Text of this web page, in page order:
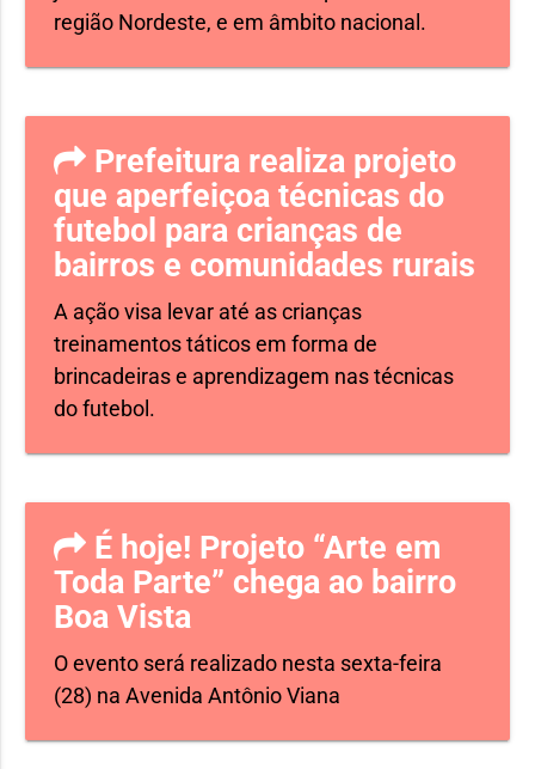
região Nordeste, e em âmbito nacional.
Prefeitura realiza projeto
que aperfeiçoa técnicas do
futebol para crianças de
bairros e comunidades rurais
A ação visa levar até as crianças
treinamentos táticos em forma de
brincadeiras e aprendizagem nas técnicas
do futebol.
É hoje! Projeto “Arte em
Toda Parte” chega ao bairro
Boa Vista
O evento será realizado nesta sexta-feira
(28) na Avenida Antônio Viana